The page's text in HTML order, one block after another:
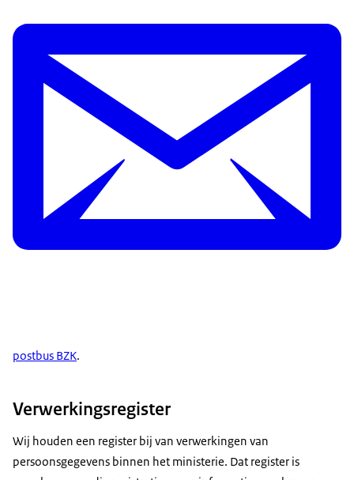
postbus BZK.
Verwerkingsregister
Wij houden een register bij van verwerkingen van
persoonsgegevens binnen het ministerie. Dat register is